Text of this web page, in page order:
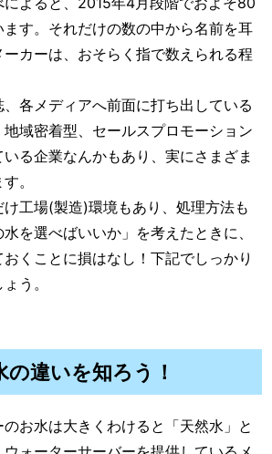
す。それだけの数の中から名前を耳
カーは、おそらく指で数えられる程
各メディアへ前面に打ち出している
域密着型、セールスプロモーション
る企業なんかもあり、実にさまざま
。
け工場(製造)環境もあり、処理方法も
を選べばいいか」を考えたときに、
くことに損はなし！下記でしっかり
う。
の違いを知ろう！
お水は大きくわけると「天然水」と